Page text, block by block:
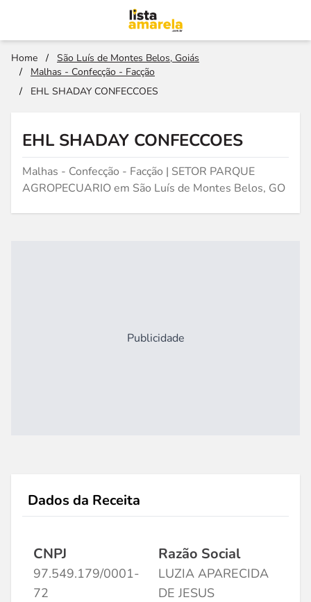
Home /
São Luís de Montes Belos, Goiás
/
Malhas - Confecção - Facção
/
EHL SHADAY CONFECCOES
EHL SHADAY CONFECCOES
Malhas - Confecção - Facção | SETOR PARQUE
AGROPECUARIO em São Luís de Montes Belos, GO
Publicidade
Dados da Receita
CNPJ
97.549.179/0001-
72
Razão Social
LUZIA APARECIDA
DE JESUS